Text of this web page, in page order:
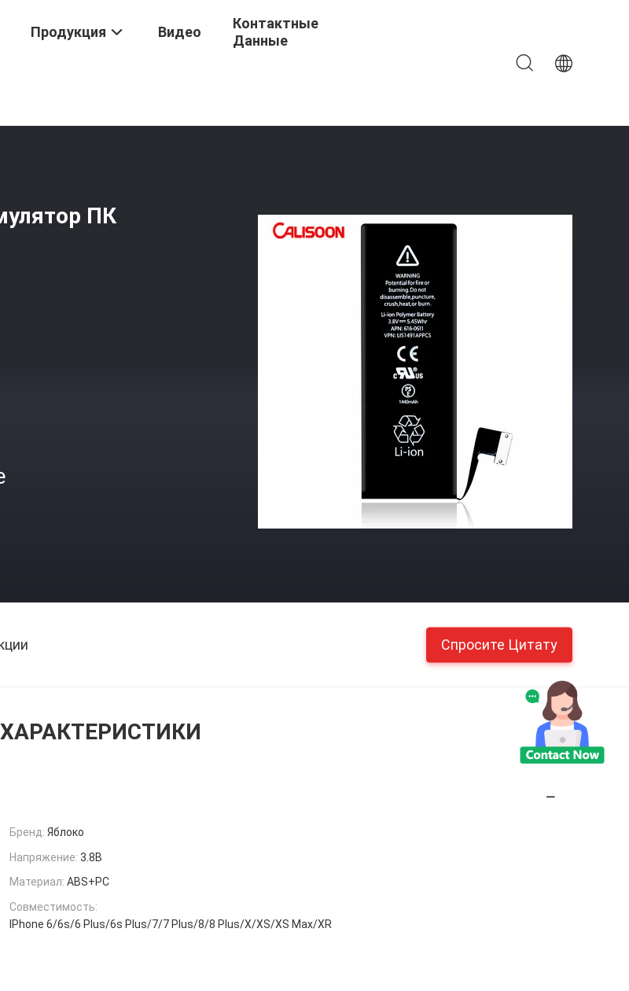
Продукция Видео
Контактные
Данные
ПК
Спросите Цитату
ХАРАКТЕРИСТИКИ
Бренд: Яблоко
Напряжение: 3.8В
Материал: ABS+PC
Совместимость:
IPhone 6/6s/6 Plus/6s Plus/7/7 Plus/8/8 Plus/X/XS/XS Max/XR